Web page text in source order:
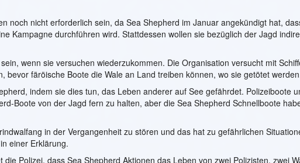
noch nicht erforderlich sein, da Sea Shepherd im Januar angekündigt hat,
Kampagne durchführen wird. Stattdessen wollen sie bezüglich der Jagd
wenn sie versuchen wiederzukommen. Die Organisation versucht mit
bevor färöische Boote die Wale an Land treiben können, wo sie getötet
indem sie dies tun, das Leben anderer auf See gefährdet. Polizeiboote
Boote von der Jagd fern zu halten, aber die Sea Shepherd Schnellboote
in der Vergangenheit zu stören und das hat zu gefährlichen
einer Erklärung.
Polizei, dass Sea Shepherd Aktionen das Leben von zwei Polizisten, zwei